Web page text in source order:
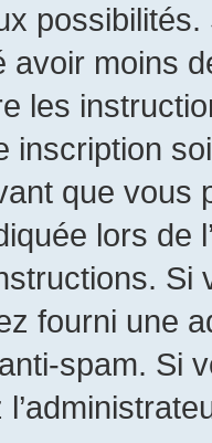
moins
les
inscription
que
lors de
Si
fourni une
spam. Si